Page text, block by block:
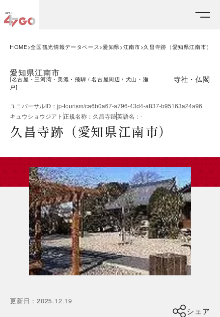
HOME 全国観光情報データベース 愛知県 江南市 久昌寺跡（愛知県江南市）
愛知県江南市
[名古屋・三河湾・美濃・飛騨 名古屋周辺
犬山・瀬
戸]
寺社・仏閣
ユニバーサルID ： jp-tourism/ca6b0a67-a796-43d4-a837-b95163a24a96
キュウショウジアト 正規名称 ： 久昌寺跡英語名 ： -
久昌寺跡（愛知県江南市）
更新日 ：2025.12.19
シェア